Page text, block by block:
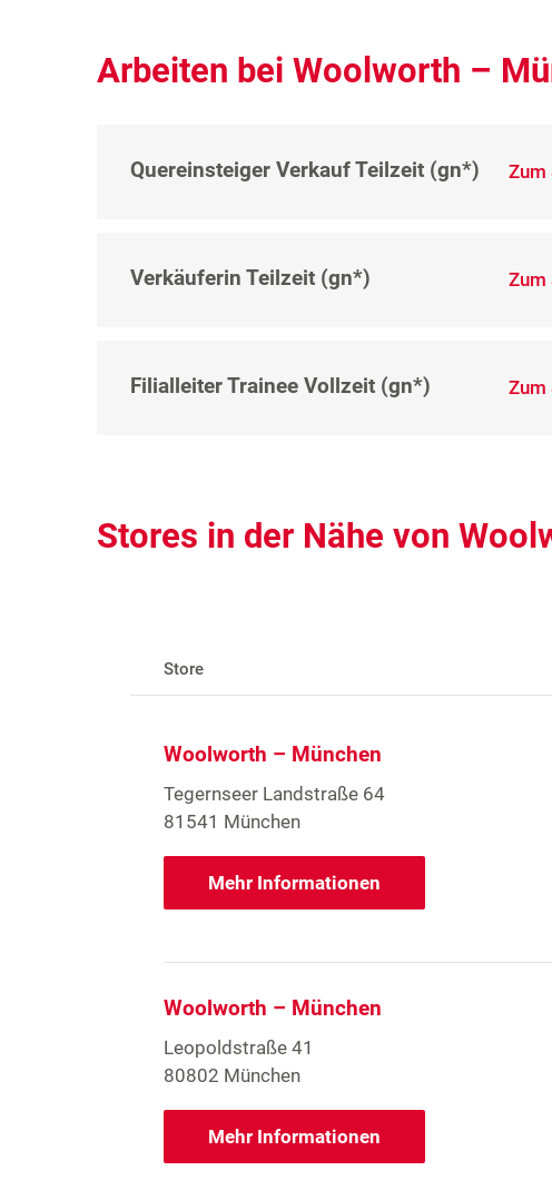
Arbeiten bei Woolworth –
Quereinsteiger Verkauf Teilzeit (gn*) Zum
Verkäuferin Teilzeit (gn*) Zum
Filialleiter Trainee Vollzeit (gn*) Zum
Stores in der Nähe von
Store
Woolworth – München
Tegernseer Landstraße 64
81541 München
Mehr Informationen
Woolworth – München
Leopoldstraße 41
80802 München
Mehr Informationen